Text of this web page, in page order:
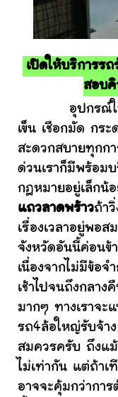
เปิดให้บริการร
สอบ
อุปกรณ์ในกา
เข็น เชือกมัด กร
สะดวกสบายทุกก
ด่วนเราก็มีพร้อม
กฎหมายอยู่เล็กน้
แถวลาดพร้าวถ้า
เรื่องเวลาอยู่พอส
จังหวัดอันนี้ค่อนข้
เนื่องจากไม่มีข้อ
เช้าไปจนถึงกลา
มากๆ ทางเราจะ
รถ4ล้อใหญ่รับจ้า
สมควรครับ ถึงแม้
ไม่เท่ากัน แต่ถ้าเ
อาจจะคุ้มกว่ากา